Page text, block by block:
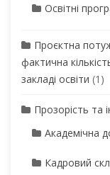
Освітні
Проєктна
фактична
закладі освіти (1)
Прозорість та
Академічна
Кадровий